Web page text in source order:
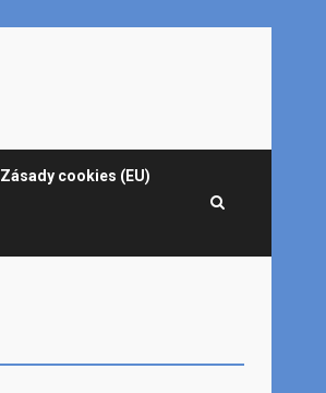
Zásady cookies (EU)